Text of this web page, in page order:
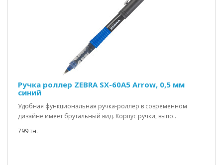
Ручка роллер ZEBRA SX-60A5 Arrow, 0,5 мм
синий
Удобная функциональная ручка-роллер в современном
дизайне имеет брутальный вид. Корпус ручки, выпо..
799 тн.